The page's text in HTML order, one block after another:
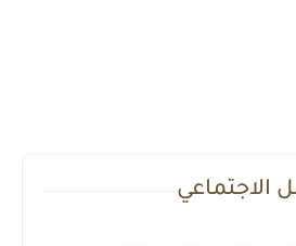
الاجتماعي